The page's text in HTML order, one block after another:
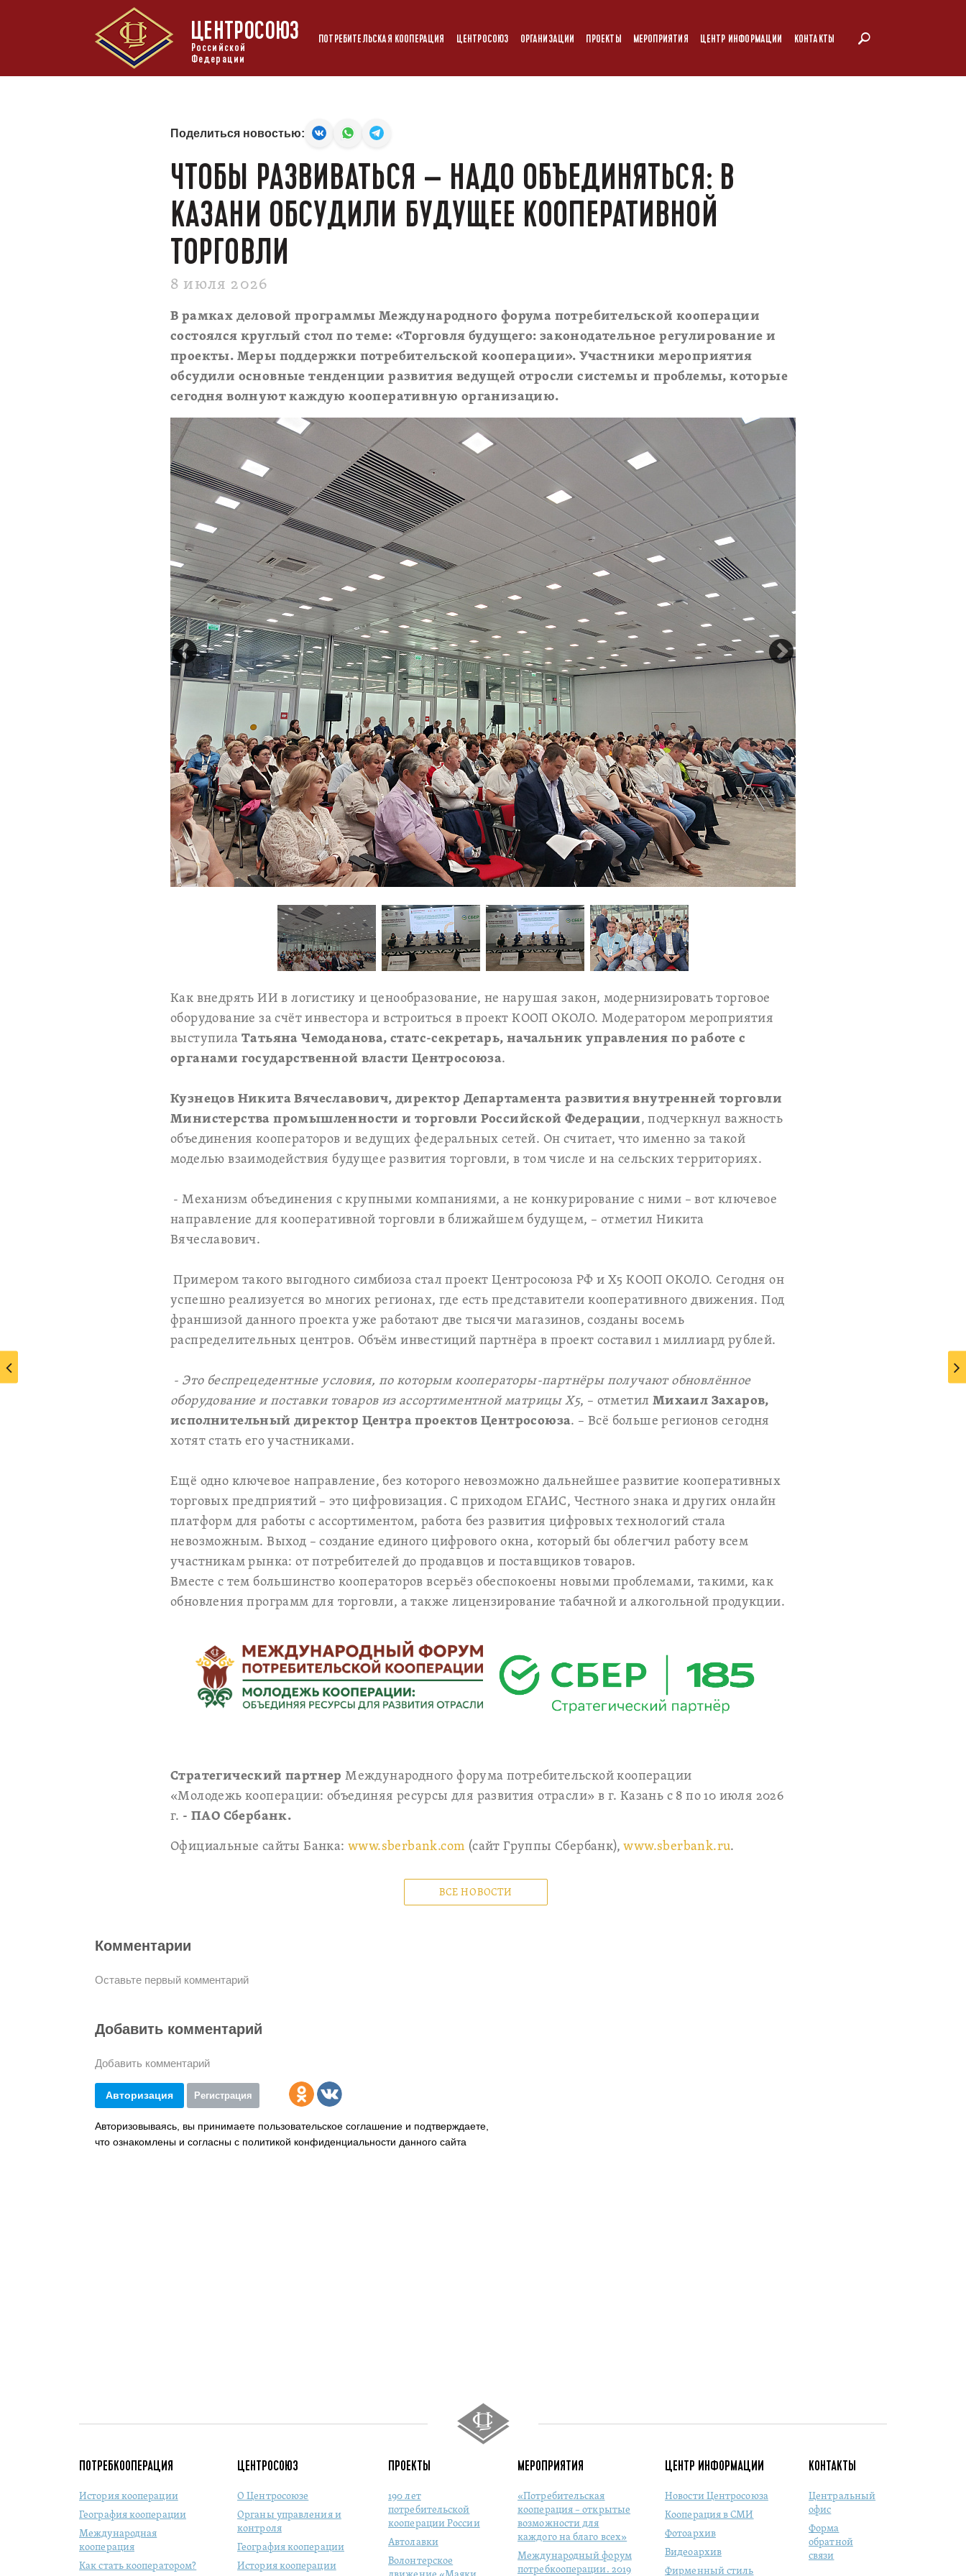
ЦЕНТРОСОЮЗ
Российской
Федерации
ПОТРЕБИТЕЛЬСКАЯ КООПЕРАЦИЯ ЦЕНТРОСОЮЗ ОРГАНИЗАЦИИ ПРОЕКТЫ МЕРОПРИЯТИЯ ЦЕНТР ИНФОРМАЦИИ КОНТАКТЫ
Поделиться новостью:
ЧТОБЫ РАЗВИВАТЬСЯ – НАДО ОБЪЕДИНЯТЬСЯ: В
КАЗАНИ ОБСУДИЛИ БУДУЩЕЕ КООПЕРАТИВНОЙ
ТОРГОВЛИ
8 июля 2026
В рамках деловой программы Международного форума потребительской кооперации
состоялся круглый стол по теме: «Торговля будущего: законодательное регулирование и
проекты. Меры поддержки потребительской кооперации». Участники мероприятия
обсудили основные тенденции развития ведущей отросли системы и проблемы, которые
сегодня волнуют каждую кооперативную организацию.
Как внедрять ИИ в логистику и ценообразование, не нарушая закон, модернизировать торговое
оборудование за счёт инвестора и встроиться в проект КООП ОКОЛО. Модератором мероприятия
выступилаТатьяна Чемоданова, статс-секретарь, начальник управления по работе с
органами государственной власти Центросоюза.
Кузнецов Никита Вячеславович, директор Департамента развития внутренней торговли
Министерства промышленности и торговли Российской Федерации, подчеркнул важность
объединения кооператоров и ведущих федеральных сетей. Он считает, что именно за такой
моделью взаимодействия будущее развития торговли, в том числе и на сельских территориях.
- Механизм объединения с крупными компаниями, а не конкурирование с ними – вот ключевое
направление для кооперативной торговли в ближайшем будущем, – отметил Никита
Вячеславович.
Примером такого выгодного симбиоза стал проект Центросоюза РФ и Х5 КООП ОКОЛО. Сегодня он
успешно реализуется во многих регионах, где есть представители кооперативного движения. Под
франшизой данного проекта уже работают две тысячи магазинов, созданы восемь
распределительных центров. Объём инвестиций партнёра в проект составил 1 миллиард рублей.
- Это беспрецедентные условия, по которым кооператоры-партнёры получают обновлённое
оборудование и поставки товаров из ассортиментной матрицы Х5, – отметил Михаил Захаров,
исполнительный директор Центра проектов Центросоюза. – Всё больше регионов сегодня
хотят стать его участниками.
Ещё одно ключевое направление, без которого невозможно дальнейшее развитие кооперативных
торговых предприятий – это цифровизация. С приходом ЕГАИС, Честного знака и других онлайн
платформ для работы с ассортиментом, работа без развития цифровых технологий стала
невозможным. Выход – создание единого цифрового окна, который бы облегчил работу всем
участникам рынка: от потребителей до продавцов и поставщиков товаров.
Вместе с тем большинство кооператоров всерьёз обеспокоены новыми проблемами, такими, как
обновления программ для торговли, а также лицензирование табачной и алкогольной продукции.
Стратегический партнерМеждународного форума потребительской кооперации
«Молодежь кооперации: объединяя ресурсы для развития отрасли» в г. Казань с 8 по 10 июля 2026
г. - ПАО Сбербанк.
Официальные сайты Банка: www.sberbank.com (сайт Группы Сбербанк),www.sberbank.ru.
ВСЕ НОВОСТИ
Комментарии
Оставьте первый комментарий
Добавить комментарий
Добавить комментарий
Авторизация Регистрация
Авторизовываясь, вы принимаете пользовательское соглашение и подтверждаете,
что ознакомлены и согласны с политикой конфиденциальности данного сайта
ПОТРЕБКООПЕРАЦИЯ
История кооперации
География кооперации
Международная
кооперация
Как стать кооператором?
ЦЕНТРОСОЮЗ
О Центросоюзе
Органы управления и
контроля
География кооперации
История кооперации
ПРОЕКТЫ
190 лет
потребительской
кооперации России
Автолавки
Волонтерское
МЕРОПРИЯТИЯ
«Потребительская
кооперация – открытые
возможности для
каждого на благо всех»
Международный форум
потребкооперации. 2019
ЦЕНТР ИНФОРМАЦИИ
Новости Центросоюза
Кооперация в СМИ
Фотоархив
Видеоархив
Фирменный стиль
КОНТАКТЫ
Центральный
офис
Форма
обратной
связи